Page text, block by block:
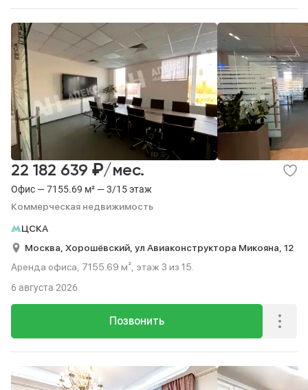
Офис — 7155.69 м² — 3/15 этаж
Коммерческая недвижимость
22 182 639 ₽/мес.
ЦСКА
Москва, Хорошёвский, ул Авиаконструктора Микояна, 12
Аренда офиса, 7155.69 м², этаж 3 из 15.
Позвонить
6 августа 2026